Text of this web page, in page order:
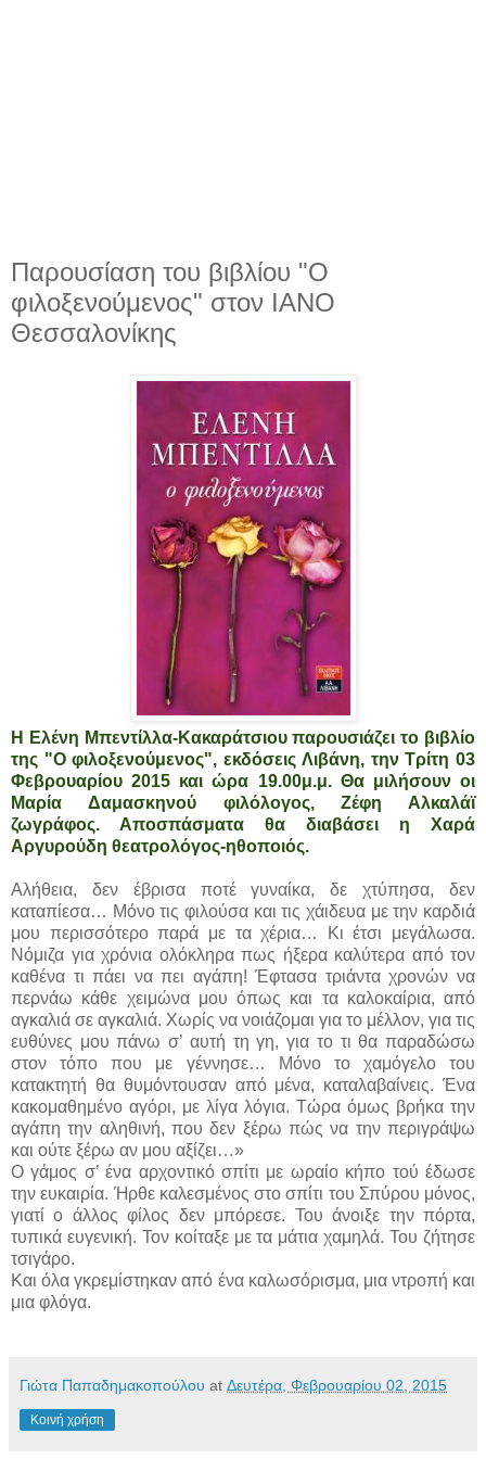
Παρουσίαση του βιβλίου "Ο
φιλοξενούμενος" στον ΙΑΝΟ
Θεσσαλονίκης
Η Ελένη Μπεντίλλα-Κακαράτσιου παρουσιάζει το βιβλίο
της "Ο φιλοξενούμενος", εκδόσεις Λιβάνη, την Τρίτη 03
Φεβρουαρίου 2015 και ώρα 19.00μ.μ. Θα μιλήσουν οι
Μαρία Δαμασκηνού φιλόλογος, Ζέφη Αλκαλάϊ
ζωγράφος. Αποσπάσματα θα διαβάσει η Χαρά
Αργυρούδη θεατρολόγος-ηθοποιός.
Αλήθεια, δεν έβρισα ποτέ γυναίκα, δε χτύπησα, δεν
καταπίεσα… Μόνο τις φιλούσα και τις χάιδευα με την καρδιά
μου περισσότερο παρά με τα χέρια… Κι έτσι μεγάλωσα.
Νόμιζα για χρόνια ολόκληρα πως ήξερα καλύτερα από τον
καθένα τι πάει να πει αγάπη! Έφτασα τριάντα χρονών να
περνάω κάθε χειμώνα μου όπως και τα καλοκαίρια, από
αγκαλιά σε αγκαλιά. Χωρίς να νοιάζομαι για το μέλλον, για τις
ευθύνες μου πάνω σ’ αυτή τη γη, για το τι θα παραδώσω
στον τόπο που με γέννησε… Μόνο το χαμόγελο του
κατακτητή θα θυμόντουσαν από μένα, καταλαβαίνεις. Ένα
κακομαθημένο αγόρι, με λίγα λόγια. Τώρα όμως βρήκα την
αγάπη την αληθινή, που δεν ξέρω πώς να την περιγράψω
και ούτε ξέρω αν μου αξίζει…»
Ο γάμος σ’ ένα αρχοντικό σπίτι με ωραίο κήπο τού έδωσε
την ευκαιρία. Ήρθε καλεσμένος στο σπίτι του Σπύρου μόνος,
γιατί ο άλλος φίλος δεν μπόρεσε. Του άνοιξε την πόρτα,
τυπικά ευγενική. Τον κοίταξε με τα μάτια χαμηλά. Του ζήτησε
τσιγάρο.
Και όλα γκρεμίστηκαν από ένα καλωσόρισμα, μια ντροπή και
μια φλόγα.
Γιώτα Παπαδημακοπούλου at Δευτέρα, Φεβρουαρίου 02, 2015
Κοινή χρήση